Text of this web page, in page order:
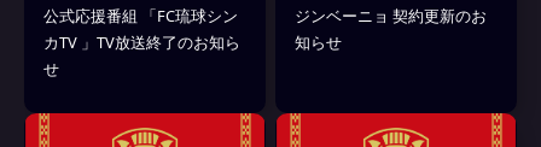
公式応援番組 「FC琉球シン
カTV 」TV放送終了のお知ら
せ
ジンベーニョ 契約更新のお
知らせ